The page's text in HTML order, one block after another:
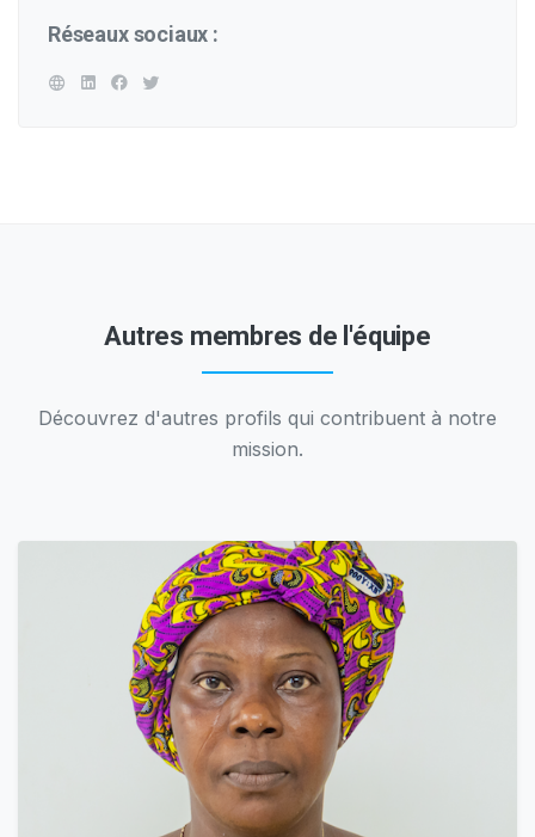
Réseaux sociaux :
Autres membres de l'équipe
Découvrez d'autres profils qui contribuent à notre
mission.